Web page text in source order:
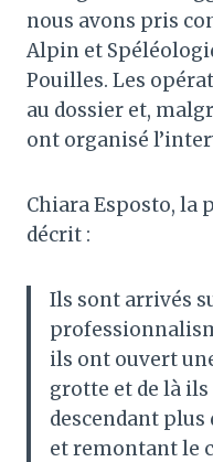
nous avons pris
Alpin et
Pouilles. Les
au dossier et,
ont organisé
Chiara Esposto, la
décrit :
Ils sont arrivés
ils ont ouvert
grotte et de là
descendant
et remontant le